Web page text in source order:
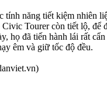
tính năng tiết kiệm nhiên
Tourer còn tiết lộ, để
họ đã tiến hành lái rất
êm và giữ tốc độ đều.